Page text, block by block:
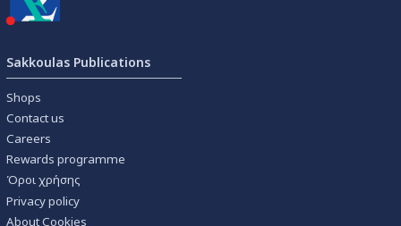
Sakkoulas Publications
Shops
Contact us
Careers
Rewards programme
Όροι χρήσης
Privacy policy
About Cookies